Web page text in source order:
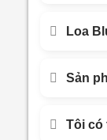
Loa
Sản
Tôi có